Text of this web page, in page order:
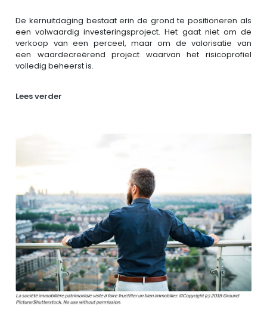
De kernuitdaging bestaat erin de grond te positioneren als
een volwaardig investeringsproject. Het gaat niet om de
verkoop van een perceel, maar om de valorisatie van
een waardecreërend project waarvan het risicoprofiel
volledig beheerst is.
Lees verder